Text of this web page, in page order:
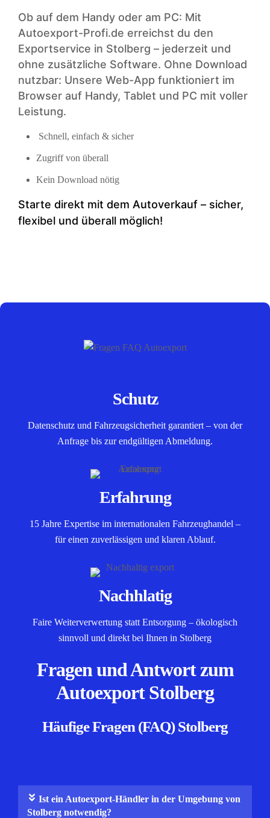
Ob auf dem Handy oder am PC: Mit
Autoexport-Profi.de erreichst du den
Exportservice in Stolberg – jederzeit und
ohne zusätzliche Software. Ohne Download
nutzbar: Unsere Web-App funktioniert im
Browser auf Handy, Tablet und PC mit voller
Leistung.
Schnell, einfach & sicher
Zugriff von überall
Kein Download nötig
Starte direkt mit dem Auto­verkauf – sicher,
flexibel und überall möglich!
Fragen und Antwort zum
Autoexport Stolberg
Häufige Fragen (FAQ) Stolberg
Ist ein Autoexport-Händler in der Umgebung von
Stolberg notwendig?
Schutz
Datenschutz und Fahrzeugsicherheit garantiert – von der
Anfrage bis zur endgültigen Abmeldung.
Erfahrung
15 Jahre Expertise im internationalen Fahrzeughandel –
für einen zuverlässigen und klaren Ablauf.
Nachhlatig
Faire Weiterverwertung statt Entsorgung – ökologisch
sinnvoll und direkt bei Ihnen in Stolberg